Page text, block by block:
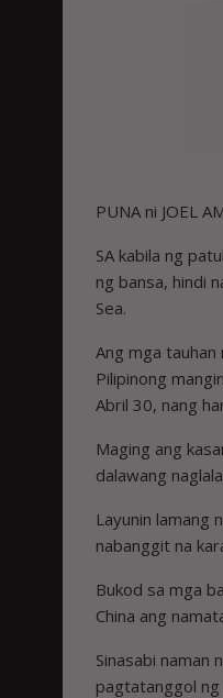
PUNA ni JOEL
SA kabila ng
ng bansa, hindi
Sea.
Ang mga
Pilipinong
Abril 30, nang
Maging ang
dalawang
Layunin lamang
nabanggit na
Bukod sa mga
China ang
Sinasabi naman
pagtatanggol